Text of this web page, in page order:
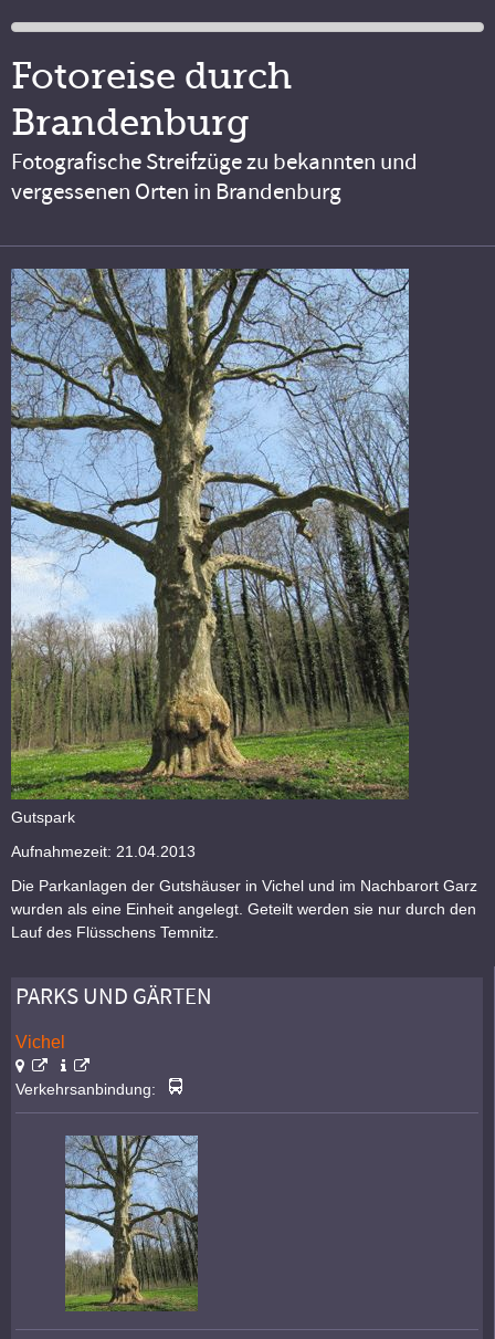
Fotoreise durch
Brandenburg
Fotografische Streifzüge zu bekannten und
vergessenen Orten in Brandenburg
Gutspark
Aufnahmezeit: 21.04.2013
Die Parkanlagen der Gutshäuser in Vichel und im Nachbarort Garz
wurden als eine Einheit angelegt. Geteilt werden sie nur durch den
Lauf des Flüsschens Temnitz.
PARKS UND GÄRTEN
Vichel
Verkehrsanbindung: